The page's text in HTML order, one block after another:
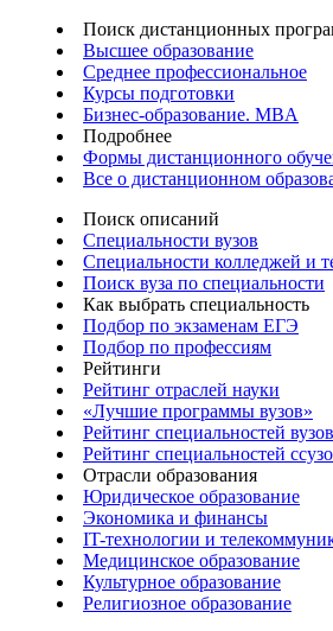
Поиск дистанционных
Высшее образование
Среднее профессиональное
Курсы подготовки
Бизнес-образование. MBA
Подробнее
Формы дистанционного
Все о дистанционном
Поиск описаний
Специальности вузов
Специальности колледжей и
Поиск вуза по специальности
Как выбрать специальность
Подбор по экзаменам ЕГЭ
Подбор по профессиям
Рейтинги
Рейтинг отраслей науки
«Лучшие программы вузов»
Рейтинг специальностей вузов
Рейтинг специальностей
Отрасли образования
Юридическое образование
Экономика и финансы
IT-технологии и
Медицинское образование
Культурное образование
Религиозное образование